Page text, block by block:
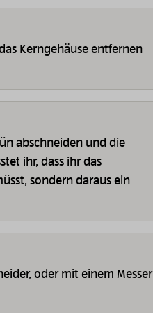
Kerngehäuse entfernen
abschneiden und die
ihr, dass ihr das
sondern daraus ein
oder mit einem Messer